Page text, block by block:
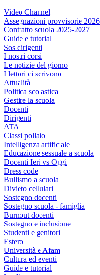
Video Channel
Assegnazioni provvisorie 2026
Contratto scuola 2025-2027
Guide e tutorial
Sos dirigenti
I nostri corsi
Le notizie del giorno
I lettori ci scrivono
Attualità
Politica scolastica
Gestire la scuola
Docenti
Dirigenti
ATA
Classi pollaio
Intelligenza artificiale
Educazione sessuale a scuola
Docenti Ieri vs Oggi
Dress code
Bullismo a scuola
Divieto cellulari
Sostegno docenti
Sostegno scuola - famiglia
Burnout docenti
Sostegno e inclusione
Studenti e genitori
Estero
Università e Afam
Cultura ed eventi
Guide e tutorial